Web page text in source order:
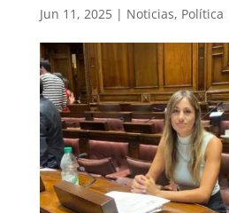
Jun 11, 2025| Noticias, Política